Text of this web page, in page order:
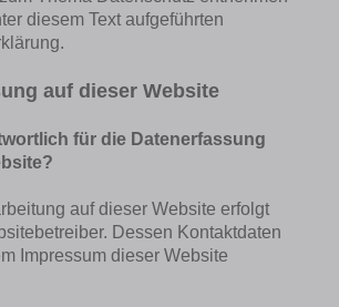
diesem Text aufgeführten
auf dieser Website
für die Datenerfassung
auf dieser Website erfolgt
Dessen Kontaktdaten
Impressum dieser Website